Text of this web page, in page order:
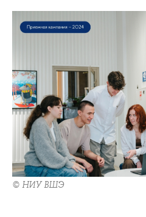
© НИУ ВШЭ